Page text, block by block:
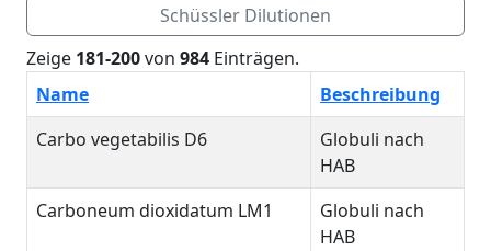
Schüssler Dilutionen
Zeige 181-200von 984 Einträgen.
Name
Beschreibung
Carbo vegetabilis D6
Globuli nach
HAB
Carboneum dioxidatum LM1
Globuli nach
HAB